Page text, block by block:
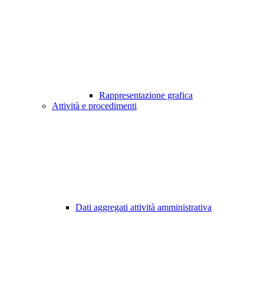
Rappresentazione grafica
Attività e procedimenti
Dati aggregati attività amministrativa